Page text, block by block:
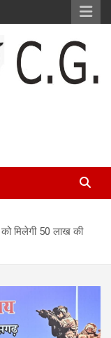
को मिलेगी 50 लाख की